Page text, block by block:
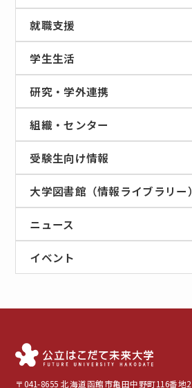
就職支援
学生生活
研究・学外連携
組織・センター
受験生向け情報
大学図書館（情報ライブラリー）
ニュース
イベント
〒041-8655 北海道函館市亀田中野町116番地2